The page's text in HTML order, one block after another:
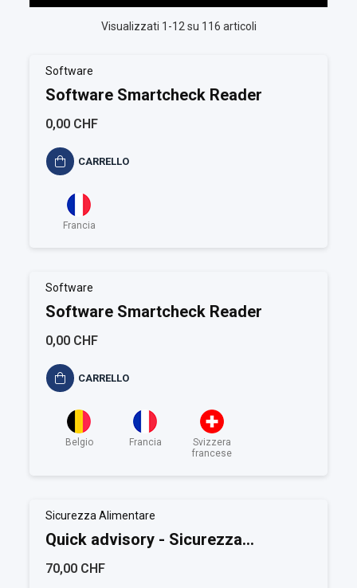
Visualizzati 1-12 su 116 articoli
Software
Software Smartcheck Reader
0,00 CHF
CARRELLO
Francia
Software
Software Smartcheck Reader
0,00 CHF
CARRELLO
Belgio Francia
Svizzera
francese
Sicurezza Alimentare
Quick advisory - Sicurezza
Alimentare
70,00 CHF